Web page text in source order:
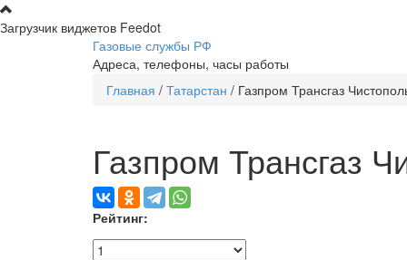
Перейти к основному содержанию
Загрузчик виджетов Feedot
Газовые службы РФ
Адреса, телефоны, часы работы
Вы здесь
Главная / Татарстан / Газпром Трансгаз
Газпром Трансгаз
Рейтинг: